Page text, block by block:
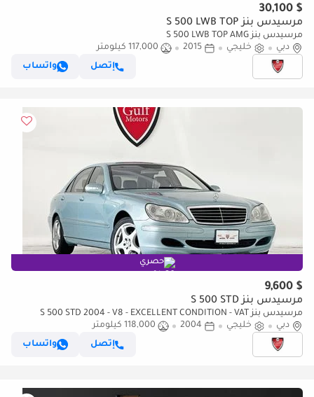
$ 30,100
مرسيدس بنز S 500 LWB TOP
مرسيدس بنز S 500 LWB TOP AMG
دبي
خليجي 2015
117,000 كيلومتر
إتصل
واتساب
حصري
$ 9,600
مرسيدس بنز S 500 STD
مرسيدس بنز S 500 STD 2004 - V8 - EXCELLENT CONDITION - VAT
INCLUSIVE PRICE
دبي خليجي 2004
118,000 كيلومتر
إتصل
واتساب